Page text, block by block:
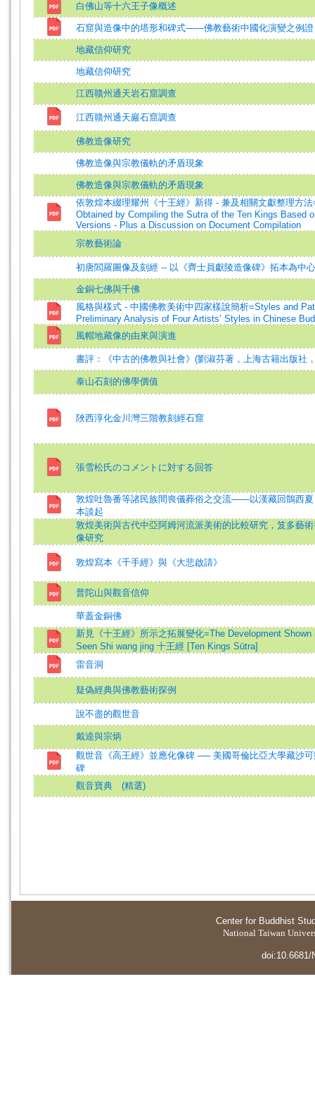
白佛山等十六王子像概述
石窟與造像中的塔形和碑式——佛教藝術中國化演變之例證
地藏信仰研究
地藏信仰研究
江西贛州通天岩石窟調查
江西贛州通天巖石窟調查
佛教造像研究
佛教造像與宗教儀軌的矛盾現象
佛教造像與宗教儀軌的矛盾現象
依敦煌本綴理耀州《十王經》新得 - 兼及相關文獻整理方
Obtained by Compiling the Sutra of the Ten Kings Based
Versions - Plus a Discussion on Document Compilation
宗教藝術論
初唐閻羅圖像及刻經 -- 以《齊士員獻陵造像碑》拓本為中心
金銅七佛與千佛
風格與樣式 - 中國佛教美術中四家樣說簡析=Styles and
Preliminary Analysis of Four Artists’ Styles in Chinese
風帽地藏像的由來與演進
書評：《中古的佛教與社會》(劉淑芬著，上海古籍出版社
泰山石刻的佛學價值
陜西淳化金川灣三階教刻經石窟
張雪松氏のコメントに対する回答
敦煌吐魯番等諸民族間喪儀葬俗之交流——以漢藏回鶻西夏
本談起
敦煌美術與古代中亞阿姆河流派美術的比較研究，笈多藝
像研究
敦煌寫本《千手經》與《大悲啟請》
普陀山與觀音信仰
華蓋金銅佛
新見《十王經》所示之拓展變化=The Development Shown
Seen Shi wang jing 十王經 [Ten Kings Sūtra]
雷音洞
疑偽經典與佛教藝術探例
說不盡的觀世音
戴逵與宗炳
觀世音《高王經》並應化像碑 ── 美國哥倫比亞大學藏沙
碑
觀音寶典 (精選)
Center for Buddhist
National Taiwan
doi:10.6681/